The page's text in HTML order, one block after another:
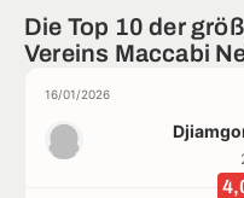
Die Top 10 der
Vereins Maccabi
16/01/2026